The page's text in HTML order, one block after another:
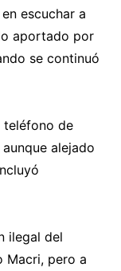
escuchar a
aportado por
se continuó
teléfono de
alejado
ilegal del
Macri, pero a